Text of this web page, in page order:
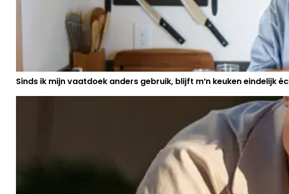
Sinds ik mijn vaatdoek anders gebruik, blijft m’n keuken eindelijk